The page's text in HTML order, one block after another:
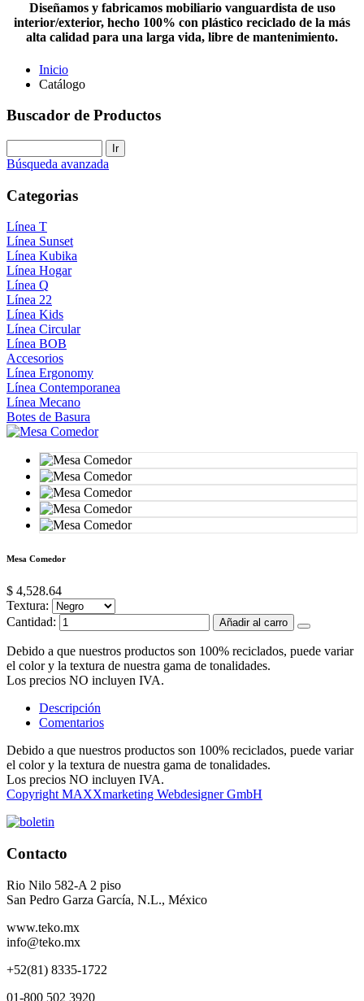
Diseñamos y fabricamos mobiliario vanguardista de uso
interior/exterior, hecho 100% con plástico reciclado de la más
alta calidad para una larga vida, libre de mantenimiento.
Inicio
Catálogo
Buscador de Productos
Búsqueda avanzada
Categorias
Línea T
Línea Sunset
Línea Kubika
Línea Hogar
Línea Q
Línea 22
Línea Kids
Línea Circular
Línea BOB
Accesorios
Línea Ergonomy
Línea Contemporanea
Línea Mecano
Botes de Basura
Mesa Comedor
$ 4,528.64
Textura:
Cantidad:
Añadir al carro
Debido a que nuestros productos son 100% reciclados, puede variar
el color y la textura de nuestra gama de tonalidades.
Los precios NO incluyen IVA.
Descripción
Comentarios
Debido a que nuestros productos son 100% reciclados, puede variar
el color y la textura de nuestra gama de tonalidades.
Los precios NO incluyen IVA.
Copyright MAXXmarketing Webdesigner GmbH
Contacto
Rio Nilo 582-A 2 piso
San Pedro Garza García, N.L., México
www.teko.mx
info@teko.mx
+52(81) 8335-1722
01-800 502 3920